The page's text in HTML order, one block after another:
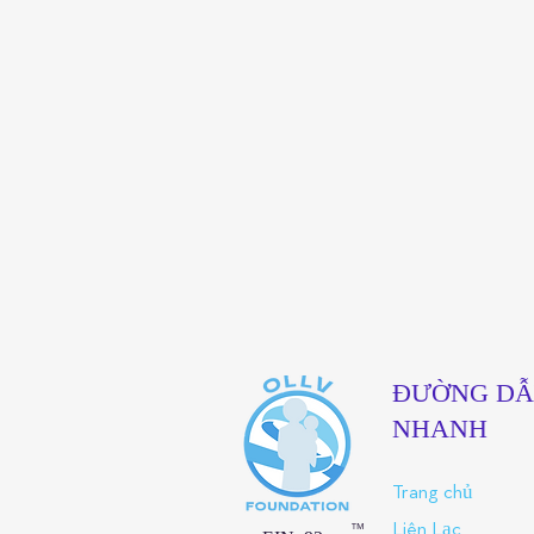
ĐƯỜNG
NHANH
Trang chủ
Liên Lạc
™